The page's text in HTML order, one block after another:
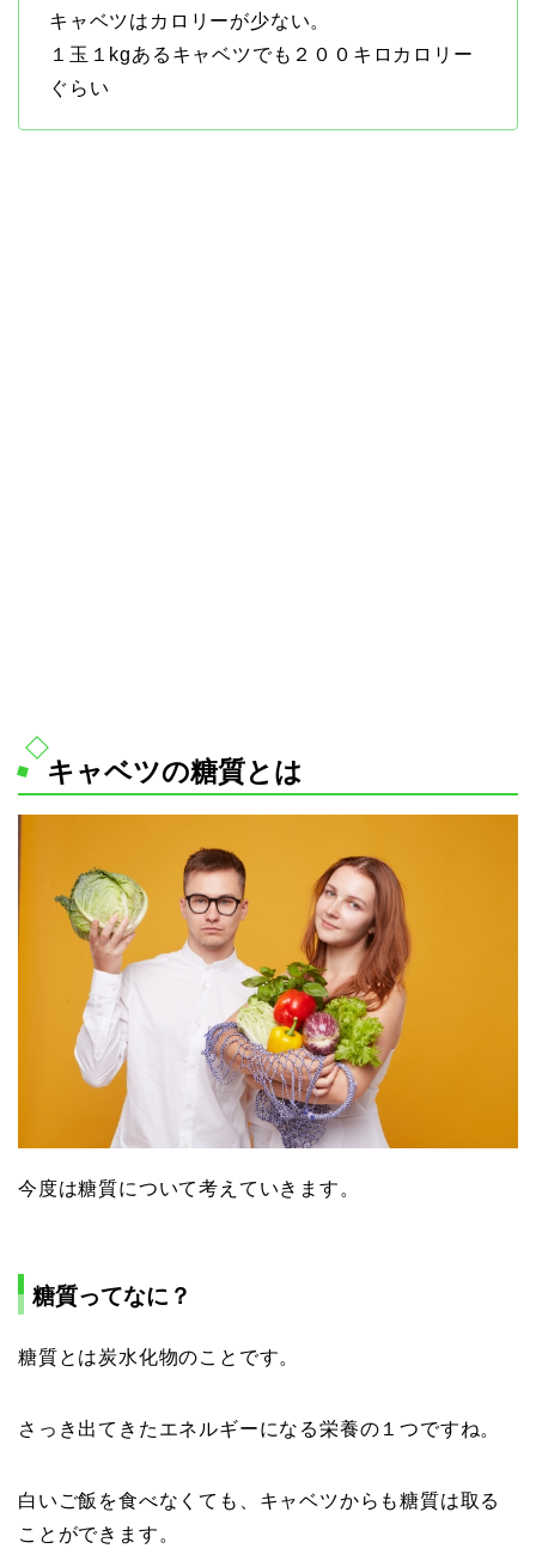
キャベツはカロリーが少ない。
１玉１kgあるキャベツでも２００キロカロリー
ぐらい
キャベツの糖質とは
今度は糖質について考えていきます。
糖質ってなに？
糖質とは炭水化物のことです。
さっき出てきたエネルギーになる栄養の１つですね。
白いご飯を食べなくても、キャベツからも糖質は取る
ことができます。